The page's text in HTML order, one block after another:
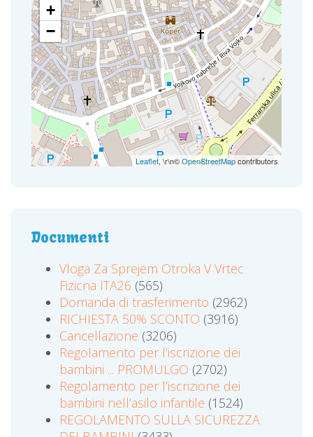
+
−
Leaflet, \r\n©OpenStreetMapcontributors
Documenti
Vloga Za Sprejem Otroka V Vrtec
Fizicna ITA26 (565)
Domanda di trasferimento (2962)
RICHIESTA 50% SCONTO (3916)
Cancellazione (3206)
Regolamento per l’iscrizione dei
bambini ... PROMULGO (2702)
Regolamento per l’iscrizione dei
bambini nell’asilo infantile (1524)
REGOLAMENTO SULLA SICUREZZA